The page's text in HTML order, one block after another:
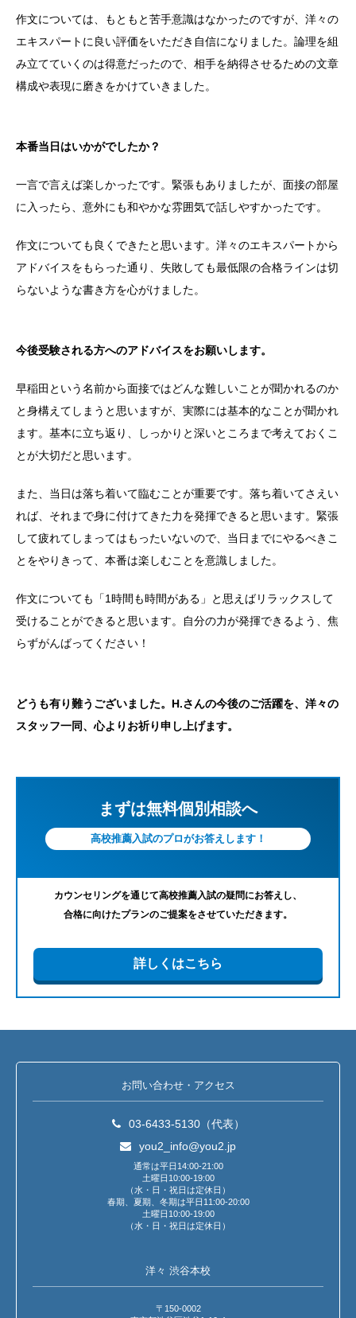
作文については、もともと苦手意識はなかったのですが、洋々の
エキスパートに良い評価をいただき自信になりました。論理を組
み立てていくのは得意だったので、相手を納得させるための文章
構成や表現に磨きをかけていきました。
本番当日はいかがでしたか？
一言で言えば楽しかったです。緊張もありましたが、面接の部屋
に入ったら、意外にも和やかな雰囲気で話しやすかったです。
作文についても良くできたと思います。洋々のエキスパートから
アドバイスをもらった通り、失敗しても最低限の合格ラインは切
らないような書き方を心がけました。
今後受験される方へのアドバイスをお願いします。
早稲田という名前から面接ではどんな難しいことが聞かれるのか
と身構えてしまうと思いますが、実際には基本的なことが聞かれ
ます。基本に立ち返り、しっかりと深いところまで考えておくこ
とが大切だと思います。
また、当日は落ち着いて臨むことが重要です。落ち着いてさえい
れば、それまで身に付けてきた力を発揮できると思います。緊張
して疲れてしまってはもったいないので、当日までにやるべきこ
とをやりきって、本番は楽しむことを意識しました。
作文についても「1時間も時間がある」と思えばリラックスして
受けることができると思います。自分の力が発揮できるよう、焦
らずがんばってください！
どうも有り難うございました。H.さんの今後のご活躍を、洋々の
スタッフ一同、心よりお祈り申し上げます。
まずは無料個別相談へ
高校推薦入試のプロがお答えします！
カウンセリングを通じて高校推薦入試の疑問にお答えし、
合格に向けたプランのご提案をさせていただきます。
詳しくはこちら
お問い合わせ・アクセス
03-6433-5130（代表）
you2_info@you2.jp
通常は平日14:00-21:00
土曜日10:00-19:00
（水・日・祝日は定休日）
春期、夏期、冬期は平日11:00-20:00
土曜日10:00-19:00
（水・日・祝日は定休日）
洋々 渋谷本校
〒150-0002